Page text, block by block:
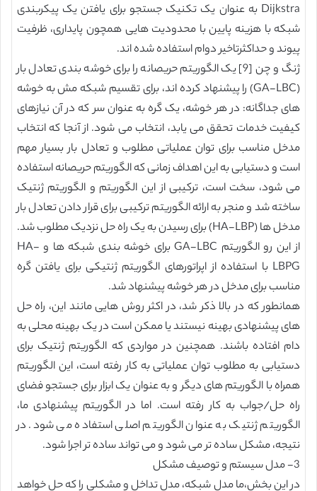
Dijkstra به عنوان یک تکنیک جستجو برای یافتن یک پیکربندی
شبکه با هزینه پایین با محدودیت هایی همچون پایداری، ظرفیت
پیوند و حداکثرتاخیر دوام استفاده شده اند.
ژنگ و چن [9] یک الگوریتم حریصانه را برای خوشه بندی تعادل بار
(GA-LBC) را پیشنهاد کرده اند، برای تقسیم شبکه مش به خوشه
های جداگانه: در هر خوشه، یک گره به عنوان سر که در آن نیازهای
کیفیت خدمات تحقق می یابد، انتخاب می شود. از آنجا که انتخاب
مدخل مناسب برای توان عملیاتی مطلوب و تعادل بار بسیار مهم
است و دستیابی به این اهداف زمانی که الگوریتم حریصانه استفاده
می شود، سخت است، ترکیبی از این الگوریتم و الگوریتم ژنتیک
ساخته شد و منجر به ارائه الگوریتم ترکیبی برای قرار دادن تعادل بار
مدخل ها (HA-LBP) برای رسیدن به یک راه حل نزدیک مطلوب شد.
از این رو الگوریتم GA-LBC برای خوشه بندی شبکه ها و HA-
LBPG با استفاده از اپراتورهای الگوریتم ژنتیکی برای یافتن گره
مناسب برای مدخل در هر خوشه پیشنهاد شد.
همانطور که در بالا ذکر شد، در اکثر روش هایی مانند این، راه حل
های پیشنهادی بهینه نیستند یا ممکن است در یک بهینه محلی به
دام افتاده باشند. همچنین در مواردی که الگوریتم ژنتیک برای
دستیابی به مطلوب توان عملیاتی به کار رفته است، این الگوریتم
همراه با الگوریتم های دیگر و به عنوان یک ابزار برای جستجو فضای
راه حل/جواب به کار رفته است. اما در الگوریتم پیشنهادی ما،
الگوریتم ژنتیک به عنوان الگوریتم اصلی استفاده می شود. در
نتیجه، مشکل ساده تر می شود و می تواند ساده تر اجرا شود.
3- مدل سیستم و توصیف مشکل
در این بخش،ما مدل شبکه، مدل تداخل و مشکلی را که حل خواهد